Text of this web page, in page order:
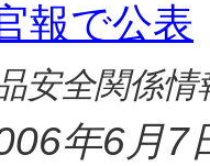
報で公表
安全関係情
年6月7